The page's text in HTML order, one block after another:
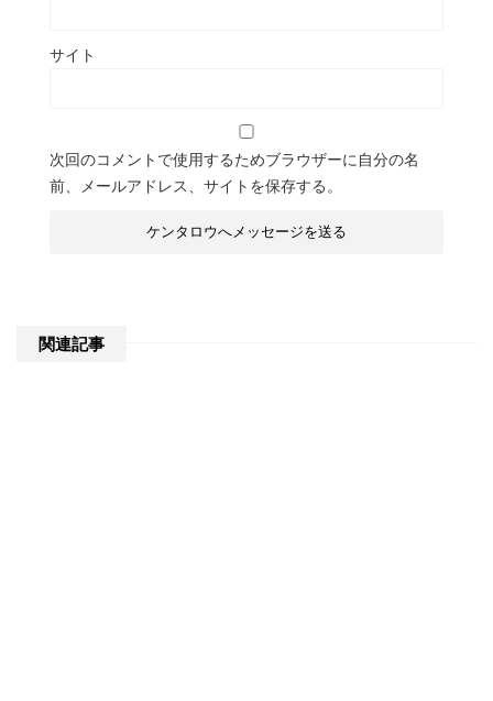
サイト
次回のコメントで使用するためブラウザーに自分の名
前、メールアドレス、サイトを保存する。
関連記事